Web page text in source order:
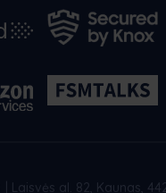
Laisvės al. 82, Kaunas,